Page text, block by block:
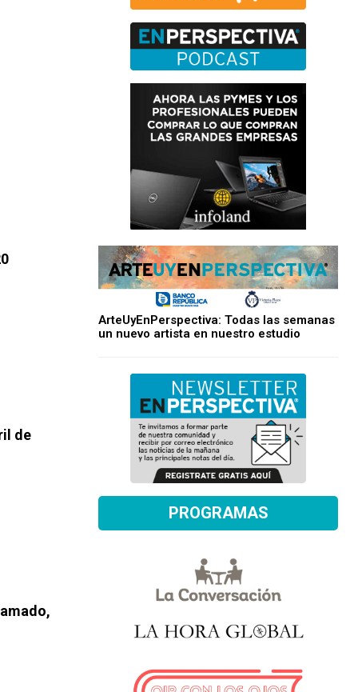
de
ArteUyEnPerspectiva: Todas las semanas
un nuevo artista en nuestro estudio
PROGRAMAS